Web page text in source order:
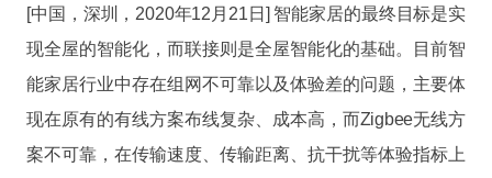
[中国，深圳，2020年12月21日] 智能家居的最终目标是实
现全屋的智能化，而联接则是全屋智能化的基础。目前智
能家居行业中存在组网不可靠以及体验差的问题，主要体
现在原有的有线方案布线复杂、成本高，而Zigbee无线方
案不可靠，在传输速度、传输距离、抗干扰等体验指标上